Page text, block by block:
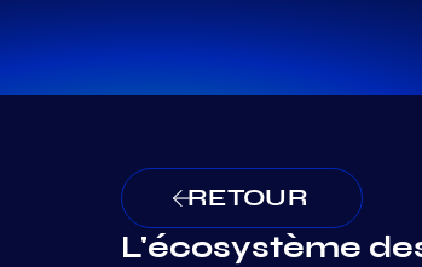
RETOUR
L'écosystème